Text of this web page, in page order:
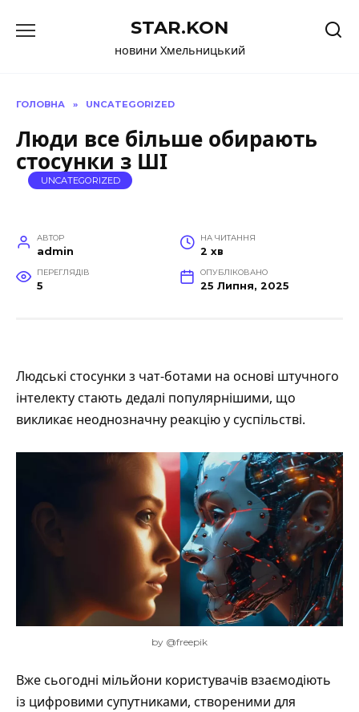
до
STAR.KON
новини Хмельницький
ГОЛОВНА » UNCATEGORIZED
Люди все більше обирають
стосунки з ШІ
UNCATEGORIZED
АВТОР
admin
НА ЧИТАННЯ
2 хв
ПЕРЕГЛЯДІВ
5
ОПУБЛІКОВАНО
25 Липня, 2025
Людські стосунки з чат-ботами на основі штучного
інтелекту стають дедалі популярнішими, що
викликає неоднозначну реакцію у суспільстві.
by @freepik
Вже сьогодні мільйони користувачів взаємодіють
із цифровими супутниками, створеними для